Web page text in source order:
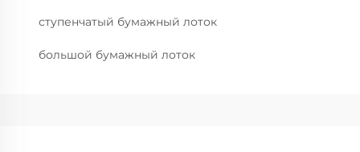
ступенчатый бумажный лоток
большой бумажный лоток